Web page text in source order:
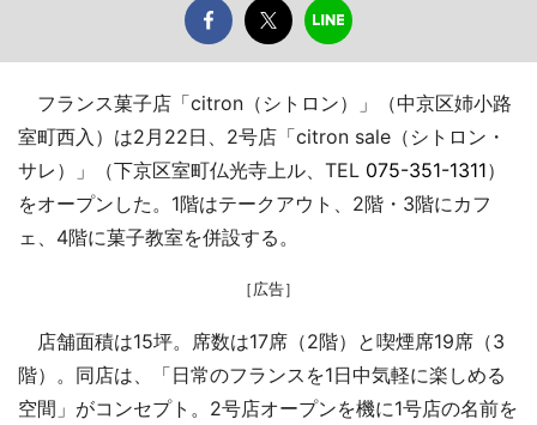
フランス菓子店「citron（シトロン）」（中京区姉小路
室町西入）は2月22日、2号店「citron sale（シトロン・
サレ）」（下京区室町仏光寺上ル、TEL 075-351-1311）
をオープンした。1階はテークアウト、2階・3階にカフ
ェ、4階に菓子教室を併設する。
［広告］
店舗面積は15坪。席数は17席（2階）と喫煙席19席（3
階）。同店は、「日常のフランスを1日中気軽に楽しめる
空間」がコンセプト。2号店オープンを機に1号店の名前を